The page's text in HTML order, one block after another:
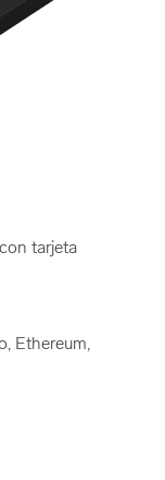
tarjeta
Ethereum,